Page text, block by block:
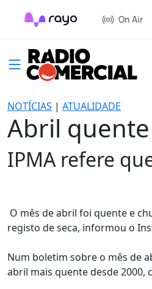
On Air
NOTÍCIAS | ATUALIDADE
Abril
IPMA refere
O mês de abril foi quente e
registo de seca, informou o
Num boletim sobre o mês de
abril mais quente desde 2000,